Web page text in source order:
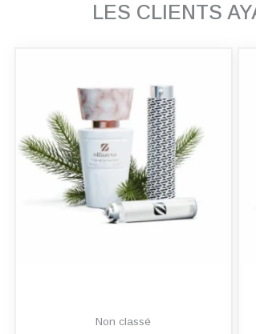
LES CLIENTS
Non classé